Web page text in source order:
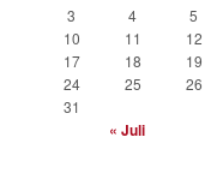
3
4 5
10
11 12
17
18 19
24
25 26
31
« Juli